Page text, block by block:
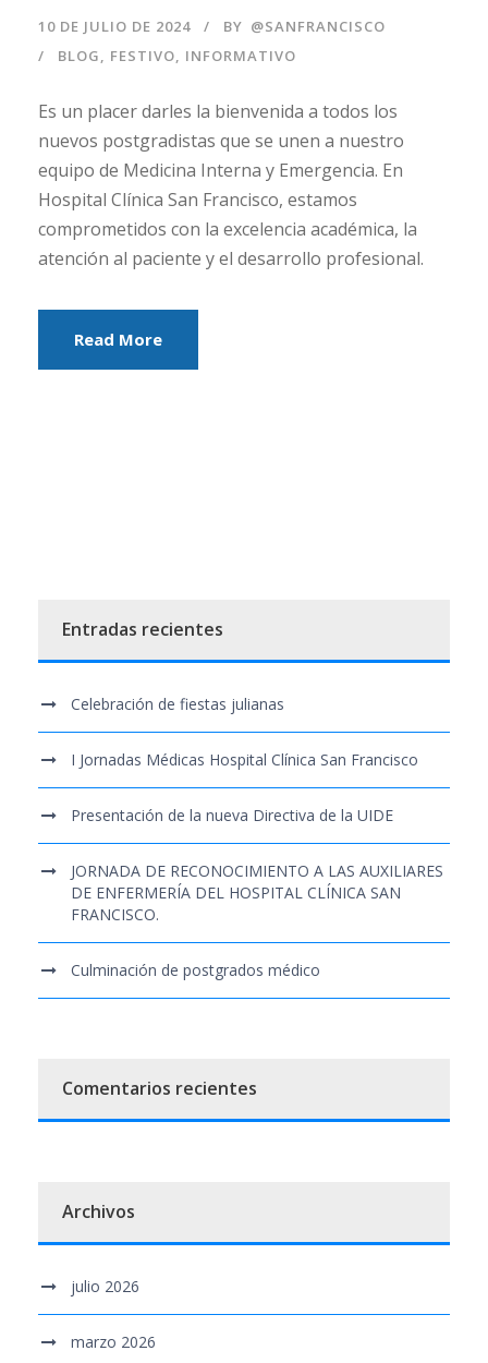
10 DE JULIO DE 2024 BY @SANFRANCISCO
BLOG, FESTIVO, INFORMATIVO
Es un placer darles la bienvenida a todos los
nuevos postgradistas que se unen a nuestro
equipo de Medicina Interna y Emergencia. En
Hospital Clínica San Francisco, estamos
comprometidos con la excelencia académica, la
atención al paciente y el desarrollo profesional.
Read More
Entradas recientes
Celebración de fiestas julianas
I Jornadas Médicas Hospital Clínica San Francisco
Presentación de la nueva Directiva de la UIDE
JORNADA DE RECONOCIMIENTO A LAS AUXILIARES
DE ENFERMERÍA DEL HOSPITAL CLÍNICA SAN
FRANCISCO.
Culminación de postgrados médico
Comentarios recientes
Archivos
julio 2026
marzo 2026